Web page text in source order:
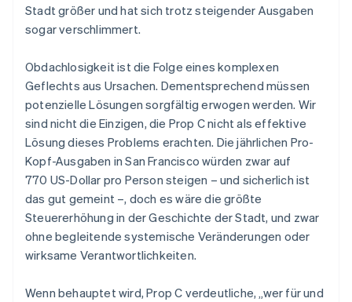
Climate
CO₂-Entnahme
Identity
Online-Identitätsprüfung
Stripe-Sessions 2026
Erfahren Sie, wie Stripe Lösungen für die
Jetzt ansehen
Stripe App-Marktplatz
Stadt größer und hat sich trotz steigender Ausgaben
sogar verschlimmert.
Obdachlosigkeit ist die Folge eines komplexen
Geflechts aus Ursachen. Dementsprechend müssen
potenzielle Lösungen sorgfältig erwogen werden. Wir
sind nicht die Einzigen, die Prop C nicht als effektive
Lösung dieses Problems erachten. Die jährlichen Pro-
Kopf-Ausgaben in San Francisco würden zwar auf
770 US-Dollar pro Person steigen – und sicherlich ist
das gut gemeint –, doch es wäre die größte
Steuererhöhung in der Geschichte der Stadt, und zwar
ohne begleitende systemische Veränderungen oder
wirksame Verantwortlichkeiten.
Wenn behauptet wird, Prop C verdeutliche, „wer für und
Australien
English
Belgien
NederlandsFrançais Deutsch English
PortuguêsEnglish